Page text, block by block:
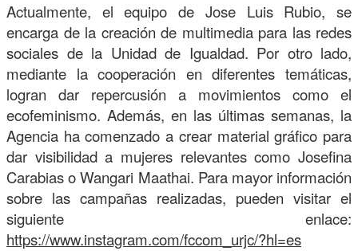
Actualmente, el equipo de Jose Luis Rubio, se
encarga de la creación de multimedia para las redes
sociales de la Unidad de Igualdad. Por otro lado,
mediante la cooperación en diferentes temáticas,
logran dar repercusión a movimientos como el
ecofeminismo. Además, en las últimas semanas, la
Agencia ha comenzado a crear material gráfico para
dar visibilidad a mujeres relevantes como Josefina
Carabias o Wangari Maathai. Para mayor información
sobre las campañas realizadas, pueden visitar el
siguiente enlace:
https://www.instagram.com/fccom_urjc/?hl=es